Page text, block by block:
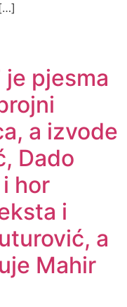
je pjesma
a izvode
Dado
hor
i
a
Mahir